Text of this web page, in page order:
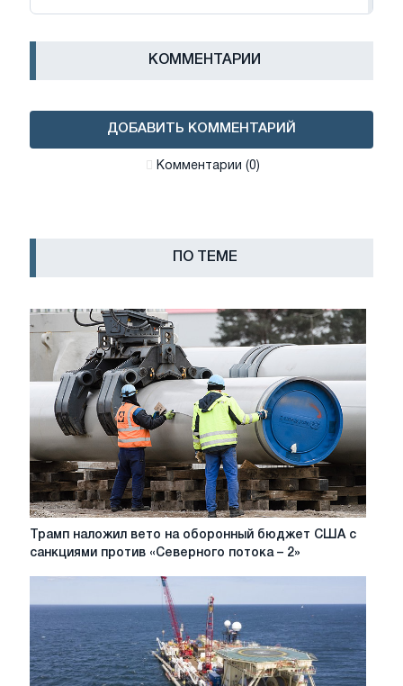
КОММЕНТАРИИ
ДОБАВИТЬ КОММЕНТАРИЙ
Комментарии (0)
ПО ТЕМЕ
Трамп
наложил
оборонный
бюджет
США
с
санкциями
Трамп наложил вето на оборонный бюджет США с
санкциями против «Северного потока – 2»